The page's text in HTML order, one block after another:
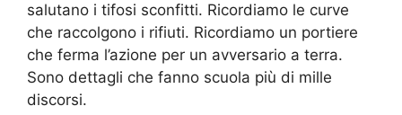
salutano i tifosi sconfitti. Ricordiamo le curve
che raccolgono i rifiuti. Ricordiamo un portiere
che ferma l’azione per un avversario a terra.
Sono dettagli che fanno scuola più di mille
discorsi.